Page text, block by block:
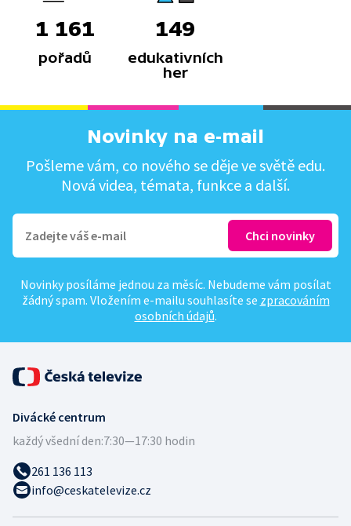
1 161
pořadů
149
edukativních
her
Novinky na e-mail
Pošleme vám, co nového se děje ve světě edu.
Nová videa, témata, funkce a další.
Novinky posíláme jednou za měsíc. Nebudeme vám posílat
žádný spam. Vložením e-mailu souhlasíte se zpracováním
osobních údajů.